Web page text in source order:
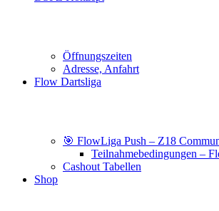
Öffnungszeiten
Adresse, Anfahrt
Flow Dartsliga
🎯 FlowLiga Push – Z18
Teilnahmebedingungen –
Cashout Tabellen
Shop